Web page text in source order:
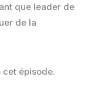
que leader de
de la
cet épisode.